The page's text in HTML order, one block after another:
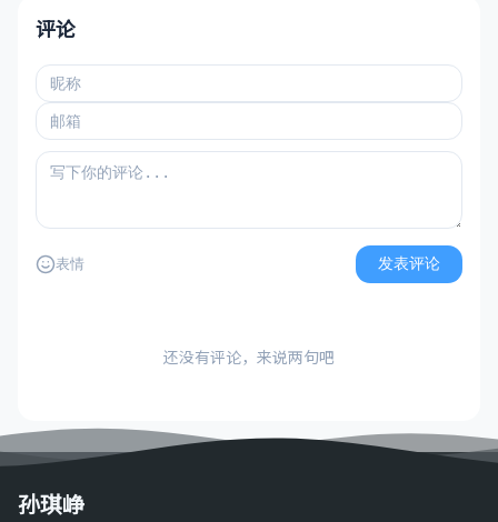
评论
表情 发表评论
还没有评论，来说两句吧
孙琪峥